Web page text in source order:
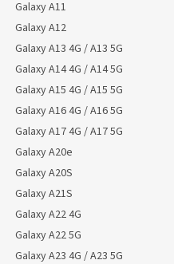
Galaxy A11
Galaxy A12
Galaxy A13 4G / A13 5G
Galaxy A14 4G / A14 5G
Galaxy A15 4G / A15 5G
Galaxy A16 4G / A16 5G
Galaxy A17 4G / A17 5G
Galaxy A20e
Galaxy A20S
Galaxy A21S
Galaxy A22 4G
Galaxy A22 5G
Galaxy A23 4G / A23 5G